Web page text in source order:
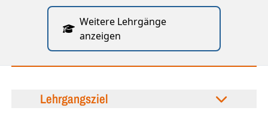
Weitere Lehrgänge
anzeigen
Lehrgangsziel